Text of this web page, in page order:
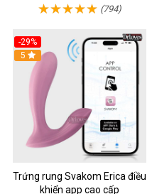
(794)
-29%
Hot
5
Trứng rung Svakom Erica điều
khiển app cao cấp